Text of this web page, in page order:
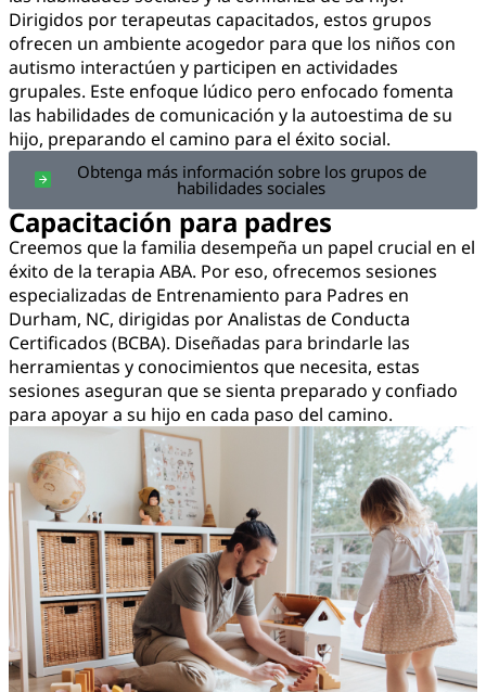
Dirigidos por terapeutas capacitados, estos grupos
ofrecen un ambiente acogedor para que los niños con
autismo interactúen y participen en actividades
grupales. Este enfoque lúdico pero enfocado fomenta
las habilidades de comunicación y la autoestima de su
hijo, preparando el camino para el éxito social.
Obtenga más información sobre los grupos de
habilidades sociales
Capacitación para padres
Creemos que la familia desempeña un papel crucial en el
éxito de la terapia ABA. Por eso, ofrecemos sesiones
especializadas de Entrenamiento para Padres en
Durham, NC, dirigidas por Analistas de Conducta
Certificados (BCBA). Diseñadas para brindarle las
herramientas y conocimientos que necesita, estas
sesiones aseguran que se sienta preparado y confiado
para apoyar a su hijo en cada paso del camino.